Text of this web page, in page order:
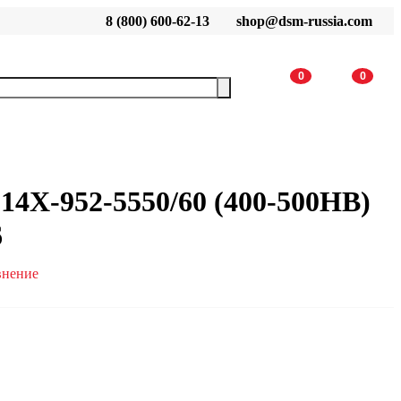
8 (800) 600-62-13 shop@dsm-russia.com
0 0
952-5550/60 (400-500HB)